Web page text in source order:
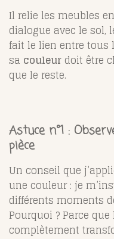
Il relie les meubles
dialogue avec le sol,
fait le lien entre tous
sa couleur doit être
que le reste.
Astuce n°1 :
pièce
Un conseil que
une couleur : je
différents moments
Pourquoi ? Parce que
complètement